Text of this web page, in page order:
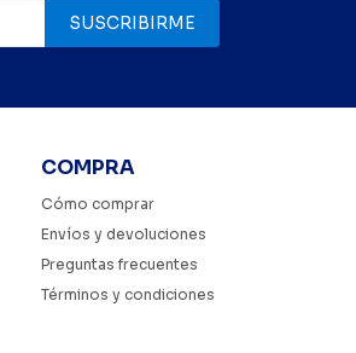
COMPRA
Cómo comprar
Envíos y devoluciones
Preguntas frecuentes
Términos y condiciones
SUSCRIBIRME